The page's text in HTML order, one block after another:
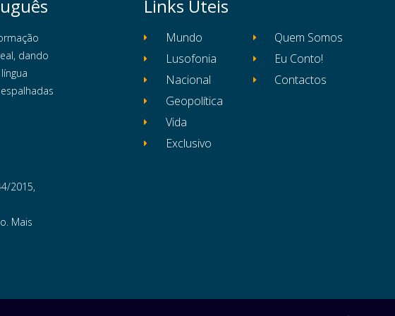
dando
2015,
Mais
Links Úteis
Mundo
Lusofonia
Nacional
Geopolítica
Vida
Exclusivo
Quem Somos
Eu Conto!
Contactos